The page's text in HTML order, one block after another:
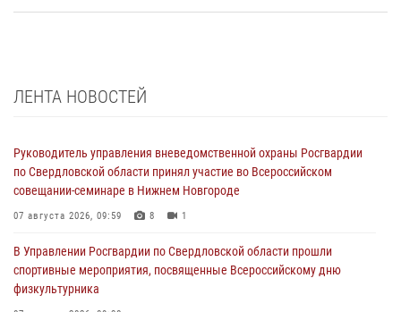
ЛЕНТА НОВОСТЕЙ
Руководитель управления вневедомственной охраны Росгвардии
по Свердловской области принял участие во Всероссийском
совещании-семинаре в Нижнем Новгороде
07 августа 2026, 09:59 8 1
В Управлении Росгвардии по Свердловской области прошли
спортивные мероприятия, посвященные Всероссийскому дню
физкультурника